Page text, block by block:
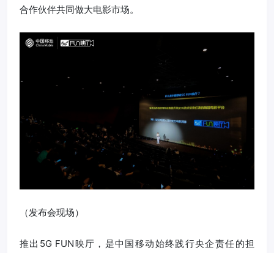
合作伙伴共同做大电影市场。
（发布会现场）
推出5G FUN映厅，是中国移动始终践行央企责任的担